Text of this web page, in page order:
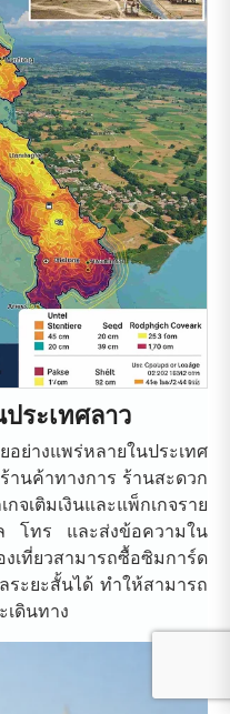
ระเทศลาว
ย่างแพร่หลายในประเทศ
นค้าทางการ ร้านสะดวก
เติมเงินและแพ็กเกจราย
โทร และส่งข้อความใน
ยวสามารถซื้อซิมการ์ด
ะยะสั้นได้ ทำให้สามารถ
ดินทาง